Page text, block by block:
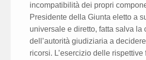
incompatibilità dei propri
Presidente della Giunta eletto a
universale e diretto, fatta salva la
dell’autorità giudiziaria a
ricorsi. L’esercizio delle rispettive